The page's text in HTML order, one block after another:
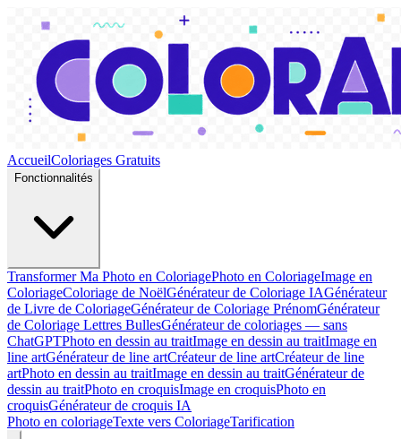
AccueilColoriages Gratuits
Fonctionnalités
Transformer Ma Photo en ColoriagePhoto en ColoriageImage en
ColoriageColoriage de NoëlGénérateur de Coloriage IAGénérateur
de Livre de ColoriageGénérateur de Coloriage PrénomGénérateur
de Coloriage Lettres BullesGénérateur de coloriages — sans
ChatGPTPhoto en dessin au traitImage en dessin au traitImage en
line artGénérateur de line artCréateur de line artCréateur de line
artPhoto en dessin au traitImage en dessin au traitGénérateur de
dessin au traitPhoto en croquisImage en croquisPhoto en
croquisGénérateur de croquis IA
Photo en coloriageTexte vers ColoriageTarification